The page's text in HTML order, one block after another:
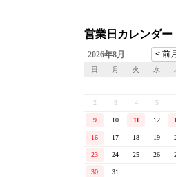
営業日カレンダー
2026年8月
日 月 火 水
2 3 4 5
9 10 11 12
16 17 18 19
23 24 25 26
30 31